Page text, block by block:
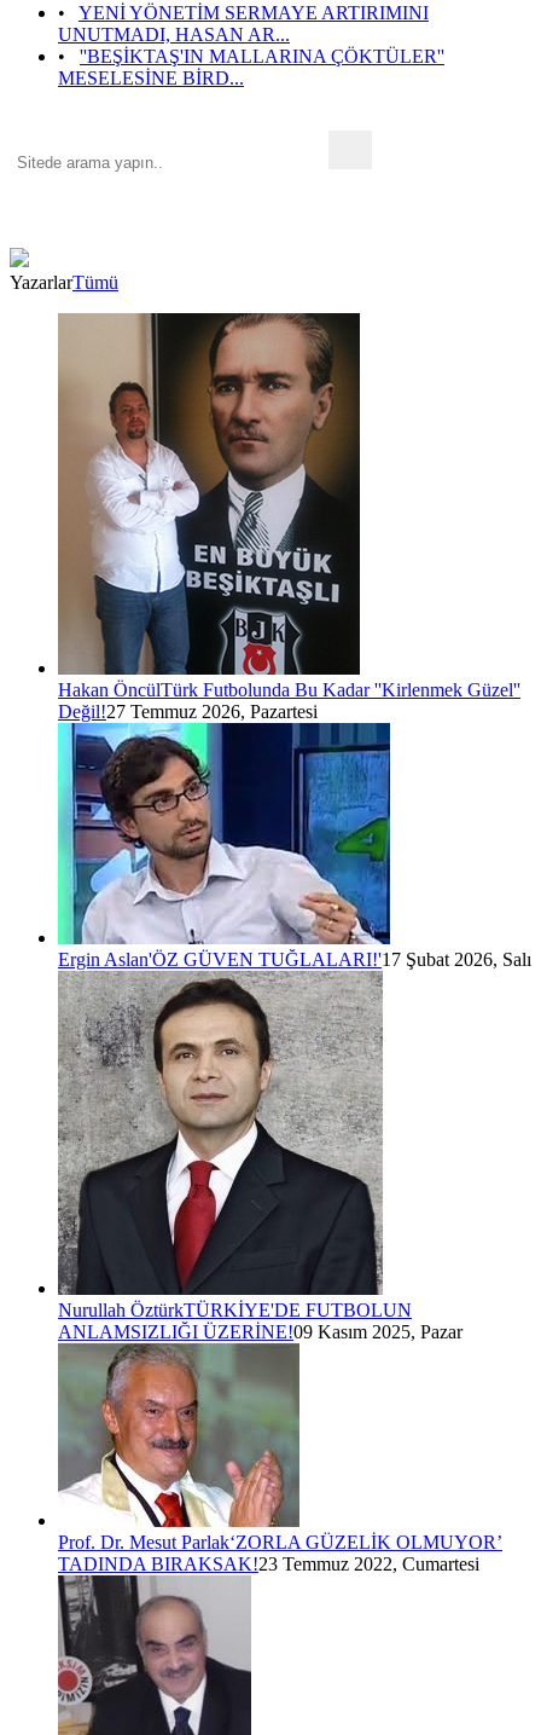
• YENİ YÖNETİM SERMAYE ARTIRIMINI
UNUTMADI, HASAN AR...
• ''BEŞİKTAŞ'IN MALLARINA ÇÖKTÜLER''
MESELESİNE BİRD...
YazarlarTümü
Hakan ÖncülTürk Futbolunda Bu Kadar ''Kirlenmek Güzel''
Değil!27 Temmuz 2026, Pazartesi
Ergin Aslan'ÖZ GÜVEN TUĞLALARI!'17 Şubat 2026, Salı
Nurullah ÖztürkTÜRKİYE'DE FUTBOLUN
ANLAMSIZLIĞI ÜZERİNE!09 Kasım 2025, Pazar
Prof. Dr. Mesut Parlak‘ZORLA GÜZELİK OLMUYOR’
TADINDA BIRAKSAK!23 Temmuz 2022, Cumartesi